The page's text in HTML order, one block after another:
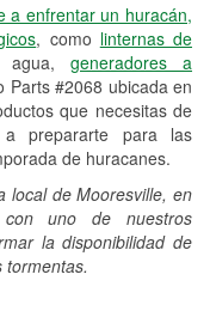
a enfrentar un huracán,
, como linternas de
agua, generadores a
Parts #2068 ubicada en
que necesitas de
prepararte para las
de huracanes.
local de Mooresville, en
uno de nuestros
la disponibilidad de
tormentas.